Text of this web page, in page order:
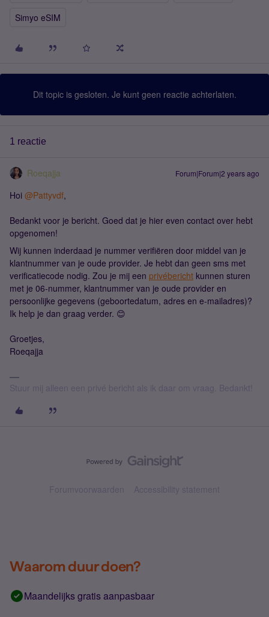
Simyo eSIM
Dit topic is gesloten. Je kunt geen reactie achterlaten.
1 reactie
Roeqajja Forum|Forum|2 years ago
Hoi @Pattyvdf,
Bedankt voor je bericht. Goed dat je hier even contact over hebt
opgenomen!
Wij kunnen inderdaad je nummer verifiëren door middel van je
klantnummer van je oude provider. Je hebt dan geen sms met
verificatiecode nodig. Zou je mij een privébericht kunnen sturen
met je 06-nummer, klantnummer van je oude provider en
persoonlijke gegevens (geboortedatum, adres en e-mailadres)?
Ik help je dan graag verder. 😊
Groetjes,
Roeqajja
Stuur mij alleen een privé bericht als ik daar om vraag. Bedankt!
Forumvoorwaarden Accessibility statement
Waarom duur doen?
Maandelijks gratis aanpasbaar